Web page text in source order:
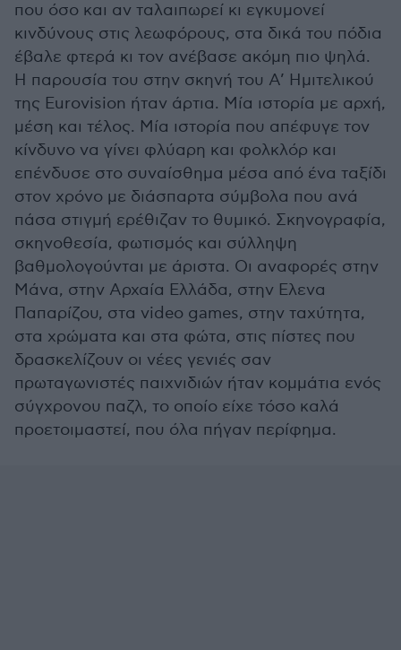
που όσο και αν ταλαιπωρεί κι εγκυμονεί
κινδύνους στις λεωφόρους, στα δικά του πόδια
έβαλε φτερά κι τον ανέβασε ακόμη πιο ψηλά.
Η παρουσία του στην σκηνή του Α’ Ημιτελικού
της Eurovision ήταν άρτια. Μία ιστορία με αρχή,
μέση και τέλος. Μία ιστορία που απέφυγε τον
κίνδυνο να γίνει φλύαρη και φολκλόρ και
επένδυσε στο συναίσθημα μέσα από ένα ταξίδι
στον χρόνο με διάσπαρτα σύμβολα που ανά
πάσα στιγμή ερέθιζαν το θυμικό. Σκηνογραφία,
σκηνοθεσία, φωτισμός και σύλληψη
βαθμολογούνται με άριστα. Οι αναφορές στην
Μάνα, στην Αρχαία Ελλάδα, στην Ελενα
Παπαρίζου, στα video games, στην ταχύτητα,
στα χρώματα και στα φώτα, στις πίστες που
δρασκελίζουν οι νέες γενιές σαν
πρωταγωνιστές παιχνιδιών ήταν κομμάτια ενός
σύγχρονου παζλ, το οποίο είχε τόσο καλά
προετοιμαστεί, που όλα πήγαν περίφημα.